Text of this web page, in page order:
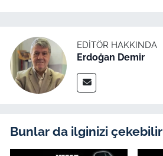
EDITÖR HAKKINDA
Erdoğan Demir
Bunlar da ilginizi çekebilir
Flaş Haber
Dış Haberler
İş Dünyası